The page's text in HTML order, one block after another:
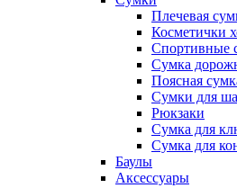
Плечевая
Косметички
Спортивные
Сумка
Поясная
Сумки для
Рюкзаки
Сумка для
Сумка для
Баулы
Аксессуары